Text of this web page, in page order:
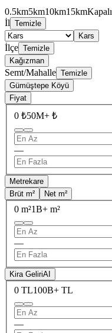
0.5km5km10km15kmKapalı
İl Temizle
Kars
İlçe Temizle
Kağızman
Semt/Mahalle Temizle
Gümüştepe Köyü
Fiyat
0 ₺50M+ ₺
—
Metrekare
Brüt m²
Net m²
0 m²1B+ m²
—
Kira GeliriAI
0 TL100B+ TL
—